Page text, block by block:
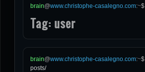
brain@www.christophe-casalegno.com:~$
Tag: user
brain@www.christophe-casalegno.com:~$
posts/